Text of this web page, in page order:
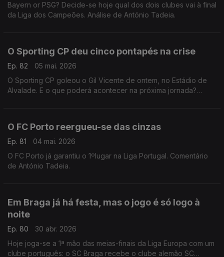
Bayern or PSG? Decide-se hoje qual dos dois clubes vai à final
da Liga dos Campeões. Análise de António Tadeia.
O Sporting CP deu cinco pontapés na crise
Ep. 82
05 mai. 2026
O Sporting CP goleou o Gil Vicente de ontem, no Estádio de
Alvalade. E o que poderá acontecer na próxima jornada?
O FC Porto reergueu-se das cinzas
Ep. 81
04 mai. 2026
O FC Porto já garantiu o 1ºlugar na Liga Portugal. Comentário
de António Tadeia.
Em Braga já há festa, mas o jogo é só logo à
noite
Ep. 80
30 abr. 2026
Hoje joga-se a 1ª mão das meias-finais da Liga Europa com um
clube português: o SC Braga recebe o clube alemão SC